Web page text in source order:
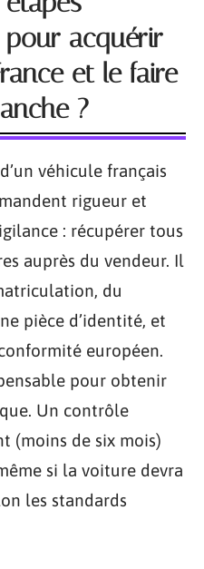
acquérir
et le faire
?
véhicule français
rigueur et
: récupérer tous
auprès du vendeur. Il
du
pièce d’identité, et
européen.
pour obtenir
Un contrôle
(moins de six mois)
si la voiture devra
les standards